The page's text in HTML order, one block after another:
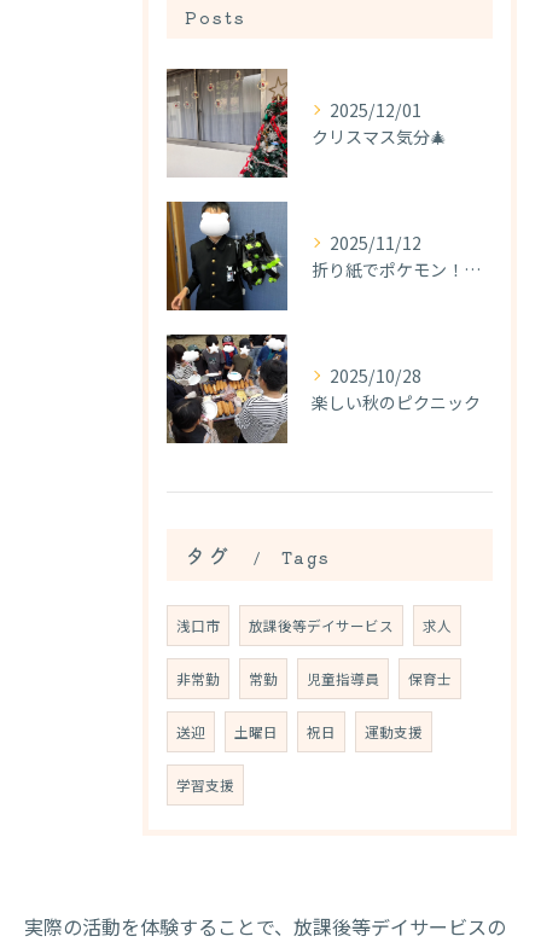
Posts
2025/12/01
クリスマス気分🎄
2025/11/12
折り紙でポケモン！？！
2025/10/28
楽しい秋のピクニック
タグ Tags
浅口市 放課後等デイサービス 求人
非常勤 常勤 児童指導員 保育士
送迎 土曜日 祝日 運動支援
学習支援
実際の活動を体験することで、放課後等デイサービスの